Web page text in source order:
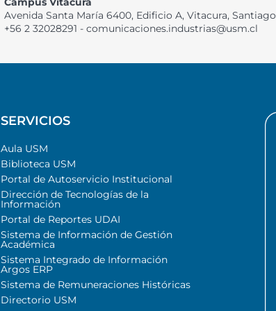
Avenida Santa María 6400, Edificio A, Vitacura, Santiago
+56 2 32028291 - comunicaciones.industrias@usm.cl
SERVICIOS
Aula USM
Biblioteca USM
Portal de Autoservicio Institucional
Dirección de Tecnologías de la
Información
Portal de Reportes UDAI
Sistema de Información de Gestión
Académica
Sistema Integrado de Información
Argos ERP
Sistema de Remuneraciones Históricas
Directorio USM